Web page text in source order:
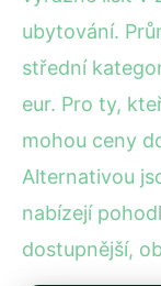
ubytování.
střední
eur. Pro ty,
mohou ceny
Alternativou
nabízejí
dostupnější,